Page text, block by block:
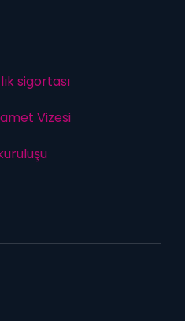
sigortası
Vizesi